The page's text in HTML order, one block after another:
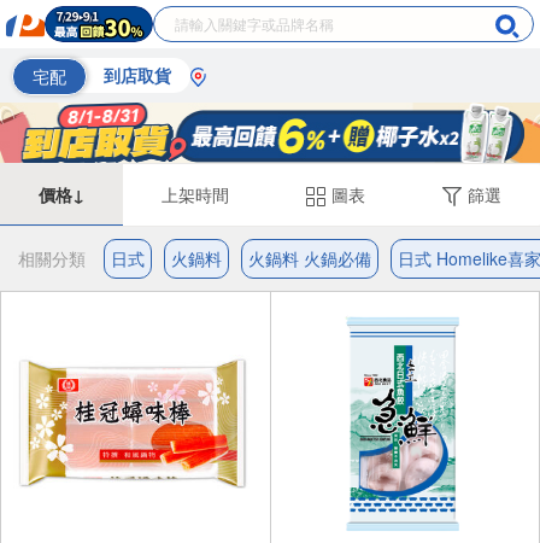
宅配 到店取貨
價格↓ 上架時間 圖表 篩選
相關分類 日式 火鍋料 火鍋料 火鍋必備 日式 Homelike喜